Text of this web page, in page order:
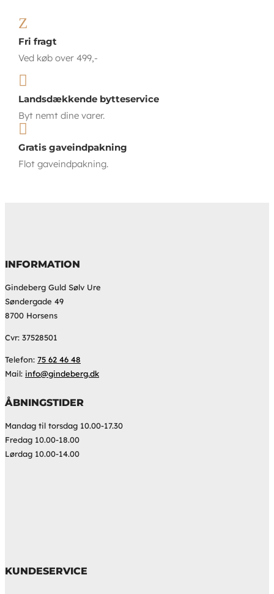
Z
Fri fragt
Ved køb over 499,-

Landsdækkende bytteservice
Byt nemt dine varer.

Gratis gaveindpakning
Flot gaveindpakning.
INFORMATION
Gindeberg Guld Sølv Ure
Søndergade 49
8700 Horsens
Cvr: 37528501
Telefon: 75 62 46 48
Mail: info@gindeberg.dk
ÅBNINGSTIDER
Mandag til torsdag 10.00-17.30
Fredag 10.00-18.00
Lørdag 10.00-14.00
KUNDESERVICE